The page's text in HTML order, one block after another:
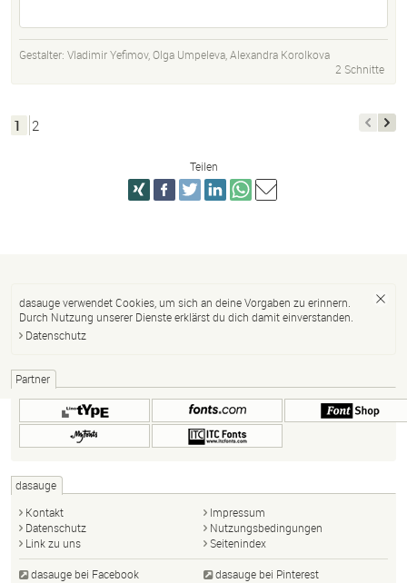
Gestalter: Vladimir Yefimov,Olga Umpeleva,Alexandra Korolkova
2 Schnitte
1 2
Teilen
dasauge verwendet Cookies, um sich an deine Vorgaben zu erinnern.
Durch Nutzung unserer Dienste erklärst du dich damit einverstanden.
Datenschutz
Partner
dasauge
Kontakt
Impressum
Datenschutz
Nutzungsbedingungen
Link zu uns
Seitenindex
dasauge bei Facebook dasauge bei Pinterest